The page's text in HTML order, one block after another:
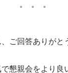
ご回答ありがと
懇親会をより良